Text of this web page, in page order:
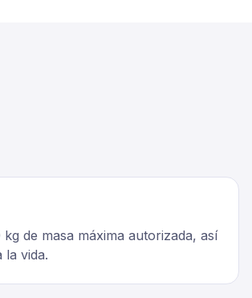
de masa máxima autorizada, así
la vida.